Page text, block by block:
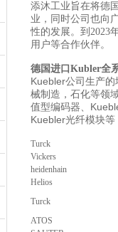
添沐工业旨在将德
业，同时公司也向
性的发展。到2023
用户等合作伙伴。
德国进口Kubler全
Kuebler公司生产
械制造，石化等领
值型编码器、
Kuebler光纤模块等
Turck
Vickers
heidenhain
Helios
Turck
ATOS